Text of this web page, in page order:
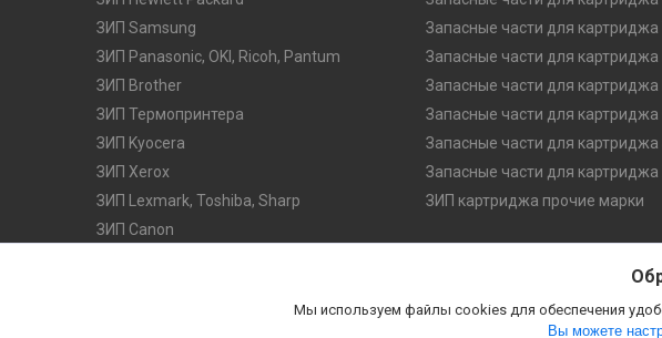
ЗИП Samsung
ЗИП Panasonic, OKI, Ricoh, Pantum
ЗИП Brother
ЗИП Термопринтера
ЗИП Kyocera
ЗИП Xerox
ЗИП Lexmark, Toshiba, Sharp
ЗИП Canon
Запасные части для картриджа
Запасные части для картриджа
Запасные части для картриджа
Запасные части для картриджа
Запасные части для картриджа
Запасные части для картриджа
ЗИП картриджа прочие марки
Мы используем файлы cookies для обеспечения
Вы можете